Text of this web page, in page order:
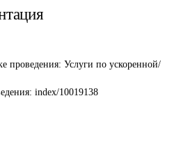
проведения: Услуги по ускоренной/
index/10019138